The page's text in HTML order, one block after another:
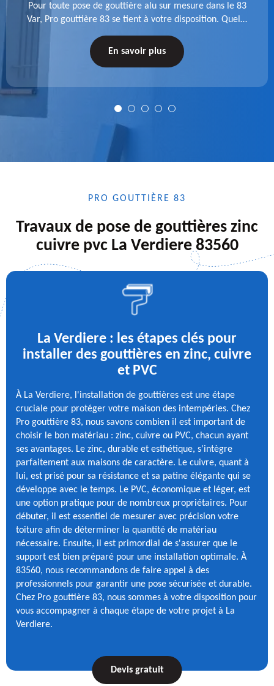
Pour toute pose de gouttière alu sur mesure dans le 83
Var, Pro gouttière 83 se tient à votre disposition. Quelle
nous confiance.
En savoir plus
PRO GOUTTIÈRE 83
Travaux de pose de gouttières zinc
cuivre pvc La Verdiere 83560
La Verdiere : les étapes clés pour
installer des gouttières en zinc, cuivre
et PVC
À La Verdiere, l'installation de gouttières est une étape
cruciale pour protéger votre maison des intempéries. Chez
Pro gouttière 83, nous savons combien il est important de
choisir le bon matériau : zinc, cuivre ou PVC, chacun ayant
ses avantages. Le zinc, durable et esthétique, s'intègre
parfaitement aux maisons de caractère. Le cuivre, quant à
lui, est prisé pour sa résistance et sa patine élégante qui se
développe avec le temps. Le PVC, économique et léger, est
une option pratique pour de nombreux propriétaires. Pour
débuter, il est essentiel de mesurer avec précision votre
toiture afin de déterminer la quantité de matériau
nécessaire. Ensuite, il est primordial de s'assurer que le
support est bien préparé pour une installation optimale. À
83560, nous recommandons de faire appel à des
professionnels pour garantir une pose sécurisée et durable.
Chez Pro gouttière 83, nous sommes à votre disposition pour
vous accompagner à chaque étape de votre projet à La
Verdiere.
Devis gratuit